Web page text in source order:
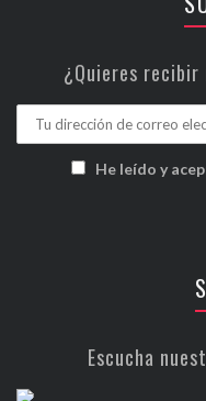
¿Quieres recibir
He leído y
Escucha